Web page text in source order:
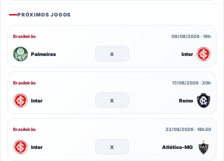
PRÓXIMOS JOGOS
Brasileirão 09/08/2026 · 16h
Palmeiras x Inter
Brasileirão 17/08/2026 · 20h
Inter x Remo
Brasileirão 22/08/2026 · 18h30
Inter x Atlético-MG